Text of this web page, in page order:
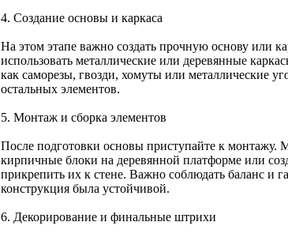
4. Создание основы и каркаса
На этом этапе важно создать прочную основу или
использовать металлические или деревянные
как саморезы, гвозди, хомуты или металлические
остальных элементов.
5. Монтаж и сборка элементов
После подготовки основы приступайте к монтажу.
кирпичные блоки на деревянной платформе или
прикрепить их к стене. Важно соблюдать баланс и
конструкция была устойчивой.
6. Декорирование и финальные штрихи